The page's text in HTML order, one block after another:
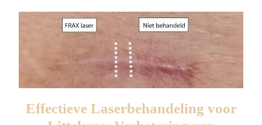
Effectieve Laserbehandeling voor